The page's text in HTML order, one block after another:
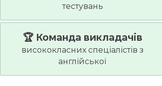
тестувань
🏆 Команда викладачів
висококласних спеціалістів з
англійської